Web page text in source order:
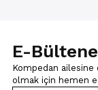
E-
Kompedan
olmak için hemen